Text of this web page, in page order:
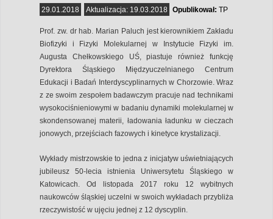
29.01.2018 Aktualizacja: 19.03.2018 Opublikował: TP
Prof. zw. dr hab. Marian Paluch jest kierownikiem Zakładu
Biofizyki i Fizyki Molekularnej w Instytucie Fizyki im.
Augusta Chełkowskiego UŚ, piastuje również funkcję
Dyrektora Śląskiego Międzyuczelnianego Centrum
Edukacji i Badań Interdyscyplinarnych w Chorzowie. Wraz
z ze swoim zespołem badawczym pracuje nad technikami
wysokociśnieniowymi w badaniu dynamiki molekularnej w
skondensowanej materii, ładowania ładunku w cieczach
jonowych, przejściach fazowych i kinetyce krystalizacji.
Wykłady mistrzowskie to jedna z inicjatyw uświetniających
jubileusz 50-lecia istnienia Uniwersytetu Śląskiego w
Katowicach. Od listopada 2017 roku 12 wybitnych
naukowców śląskiej uczelni w swoich wykładach przybliża
rzeczywistość w ujęciu jednej z 12 dyscyplin.